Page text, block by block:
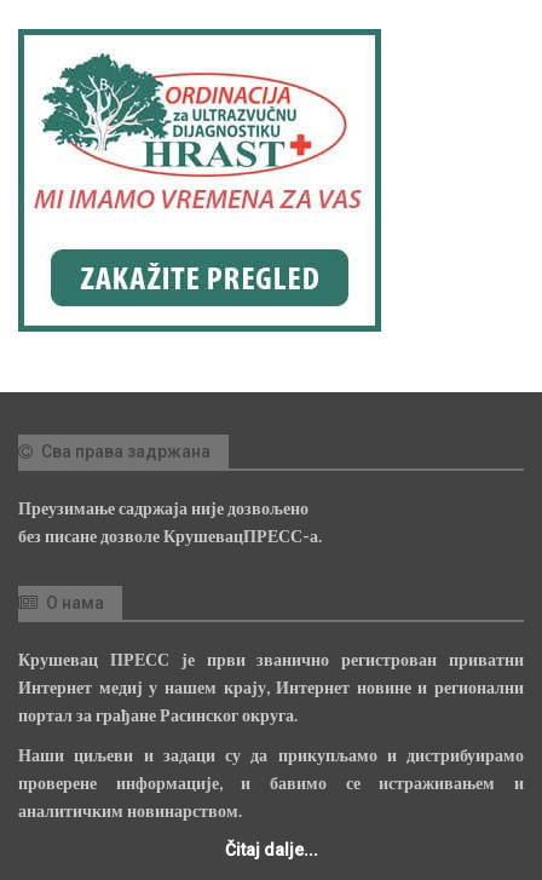
Сва права задржана
Преузимање садржаја није дозвољено
без писане дозволе КрушевацПРЕСС-а.
О нама
Крушевац ПРЕСС је први званично регистрован приватни
Интернет медиј у нашем крају, Интернет новине и регионални
портал за грађане Расинског округа.
Наши циљеви и задаци су да прикупљамо и дистрибуирамо
проверене информације, и бавимо се истраживањем и
аналитичким новинарством.
Čitaj dalje...